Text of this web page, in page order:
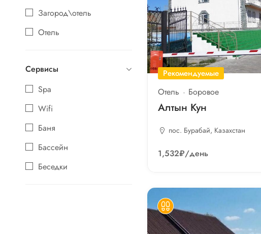
Загород\отель
Отель
Туркомплекс
Эко-клуб
Сервисы
Spa
Wifi
Баня
Бассейн
Беседки
Рекомендуемые
Отель Боровое
Алтын Кун
пос. Бурабай, Казахстан
1,532₽/день